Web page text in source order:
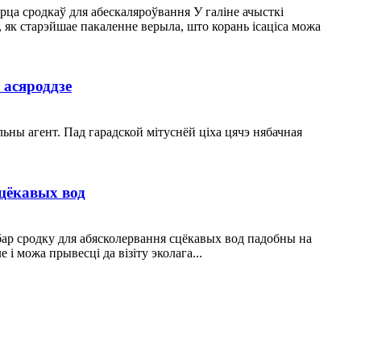
сродкаў для абескаляроўвання У галіне ачысткі
старэйшае пакаленне верыла, што корань ісаціса можа
агент. Пад гарадской мітуснёй ціха цячэ нябачная
вод
сродку для абясколервання сцёкавых вод падобны на
можа прывесці да візіту эколага...